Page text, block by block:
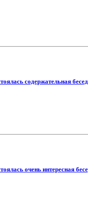
содержательная
очень интересная